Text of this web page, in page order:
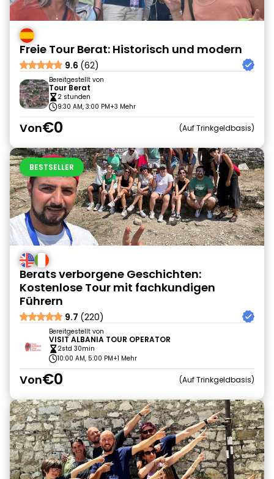
Freie Tour Berat: Historisch und modern
9.6 (62)
Bereitgestellt von
Tour Berat
2 stunden
9:30 AM, 3:00 PM+3 Mehr
Von€0 Auf Trinkgeldbasis
BESTSELLER
Berats verborgene Geschichten:
Kostenlose Tour mit fachkundigen
Führern
9.7 (220)
Bereitgestellt von
VISIT ALBANIA TOUR OPERATOR
2std 30min
10:00 AM, 5:00 PM+1 Mehr
Von€0 Auf Trinkgeldbasis